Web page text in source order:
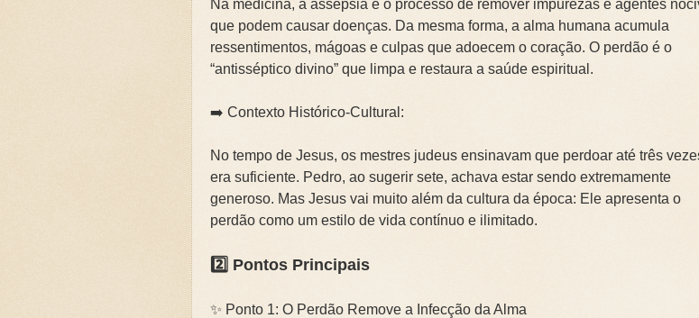
🌧️PRIMEIRA CAMPANHA: Caminhos de Gratidão e
📚SEGUNDA CAMPANHA: O CÓDIGO DA GRATIDÃO. Clique na letra
📚TERCEIRA CAMPANHA 2026: As Doenças da Alma. Clique na letra
🛡️CAMPANHA: Superando Gigantes da Alma. Clique na letra G
🌧️A IMPORTÂNCIA DA VIDA DA IGREJA PARA A
Na medicina, a assepsia é o processo de remover impurezas e agentes
que podem causar doenças. Da mesma forma, a alma humana acumula
ressentimentos, mágoas e culpas que adoecem o coração. O perdão é o
“antisséptico divino” que limpa e restaura a saúde espiritual.
➡️ Contexto Histórico-Cultural:
No tempo de Jesus, os mestres judeus ensinavam que perdoar até três
era suficiente. Pedro, ao sugerir sete, achava estar sendo extremamente
generoso. Mas Jesus vai muito além da cultura da época: Ele apresenta o
perdão como um estilo de vida contínuo e ilimitado.
2️⃣ Pontos Principais
✨ Ponto 1: O Perdão Remove a Infecção da Alma